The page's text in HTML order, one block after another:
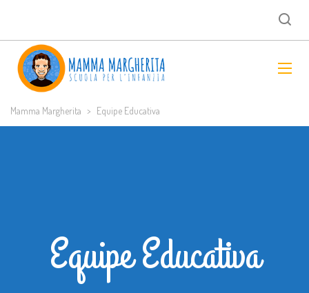
Mamma Margherita > Equipe Educativa
Equipe Educativa